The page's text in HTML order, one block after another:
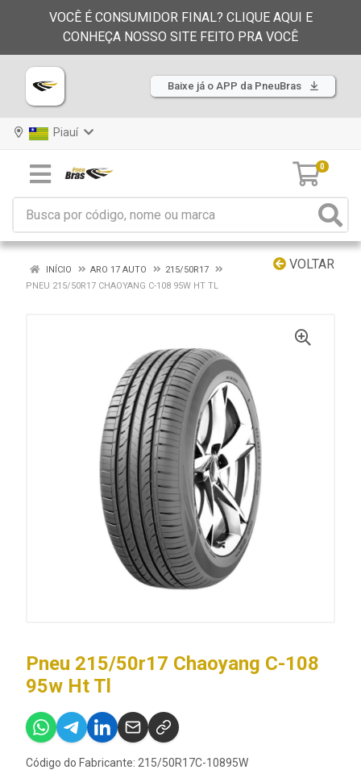
VOCÊ É CONSUMIDOR FINAL? CLIQUE AQUI E
CONHEÇA NOSSO SITE FEITO PRA VOCÊ
Baixe já o APP da PneuBras
Piauí
0
VOLTAR
INÍCIO ARO 17 AUTO
215/50R17
PNEU 215/50R17 CHAOYANG C-108 95W HT TL
Pneu 215/50r17 Chaoyang C-108
95w Ht Tl
Código do Fabricante: 215/50R17C-10895W